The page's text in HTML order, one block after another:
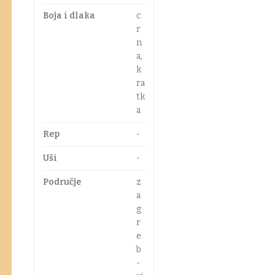
Boja i dlaka
c
r
n
a,
k
ra
tk
a
Rep -
Uši -
Područje
z
a
g
r
e
b
-